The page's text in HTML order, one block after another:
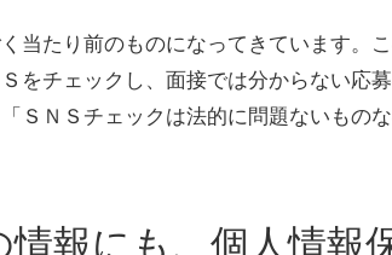
たり前のものになってきています。
をチェックし、面接では分からない応
ＳＮＳチェックは法的に問題ないもの
報にも、個人情報